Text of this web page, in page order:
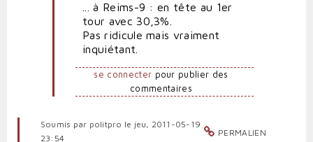
jaune
par
Polit'producteur
vérifié)
... à Reims-9 : en tête au 1er
tour avec 30,3%.
Pas ridicule mais vraiment
inquiétant.
se connecter pour publier des
commentaires
PERMALIEN
Soumis par politpro le jeu, 2011-05-19
23:54